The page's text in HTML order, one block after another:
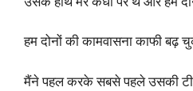
हम दोनों की कामवासना काफी बढ़
मैंने पहल करके सबसे पहले उसकी टी-